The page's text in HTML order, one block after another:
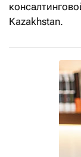
Kazakhstan.